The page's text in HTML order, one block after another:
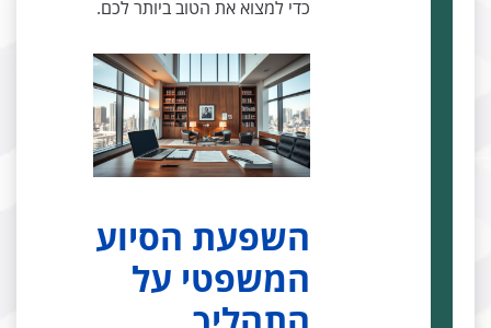
כדי למצוא את הטוב ביותר לכם.
השפעת הסיוע
המשפטי על